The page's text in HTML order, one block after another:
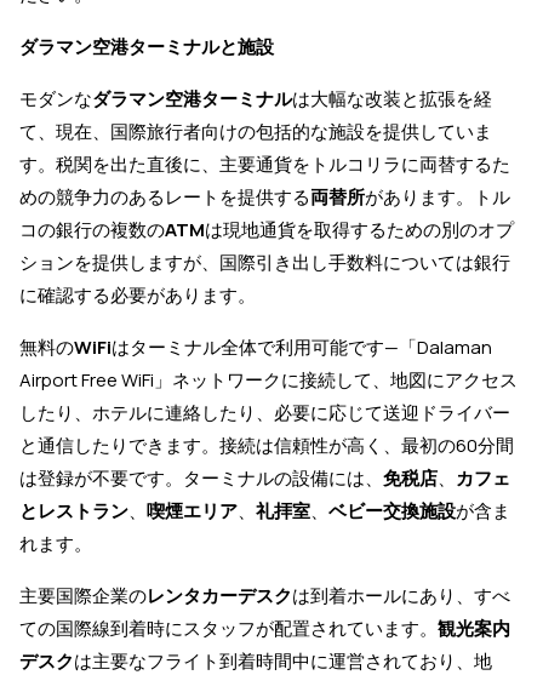
ダラマン空港ターミナルと施設
モダンなダラマン空港ターミナルは大幅な改装と拡張を経
て、現在、国際旅行者向けの包括的な施設を提供していま
す。税関を出た直後に、主要通貨をトルコリラに両替するた
めの競争力のあるレートを提供する両替所があります。トル
コの銀行の複数のATMは現地通貨を取得するための別のオプ
ションを提供しますが、国際引き出し手数料については銀行
に確認する必要があります。
無料のWiFiはターミナル全体で利用可能です—「Dalaman
Airport Free WiFi」ネットワークに接続して、地図にアクセス
したり、ホテルに連絡したり、必要に応じて送迎ドライバー
と通信したりできます。接続は信頼性が高く、最初の60分間
は登録が不要です。ターミナルの設備には、 免税店、 カフェ
とレストラン、 喫煙エリア、 礼拝室、 ベビー交換施設が含ま
れます。
主要国際企業のレンタカーデスクは到着ホールにあり、すべ
ての国際線到着時にスタッフが配置されています。 観光案内
デスクは主要なフライト到着時間中に運営されており、地